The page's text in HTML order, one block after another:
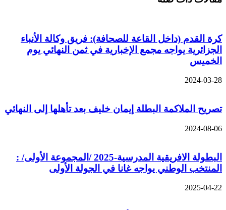
كرة القدم (داخل القاعة للصحافة): فريق وكالة الأنباء
الجزائرية يواجه مجمع الإخبارية في ثمن النهائي يوم
الخميس
2024-03-28
تصريح الملاكمة البطلة إيمان خليف بعد تأهلها إلى النهائي
2024-08-06
البطولة الافريقية المدرسية-2025 /المجموعة الأولى/ :
المنتخب الوطني يواجه غانا في الجولة الأولى
2025-04-22